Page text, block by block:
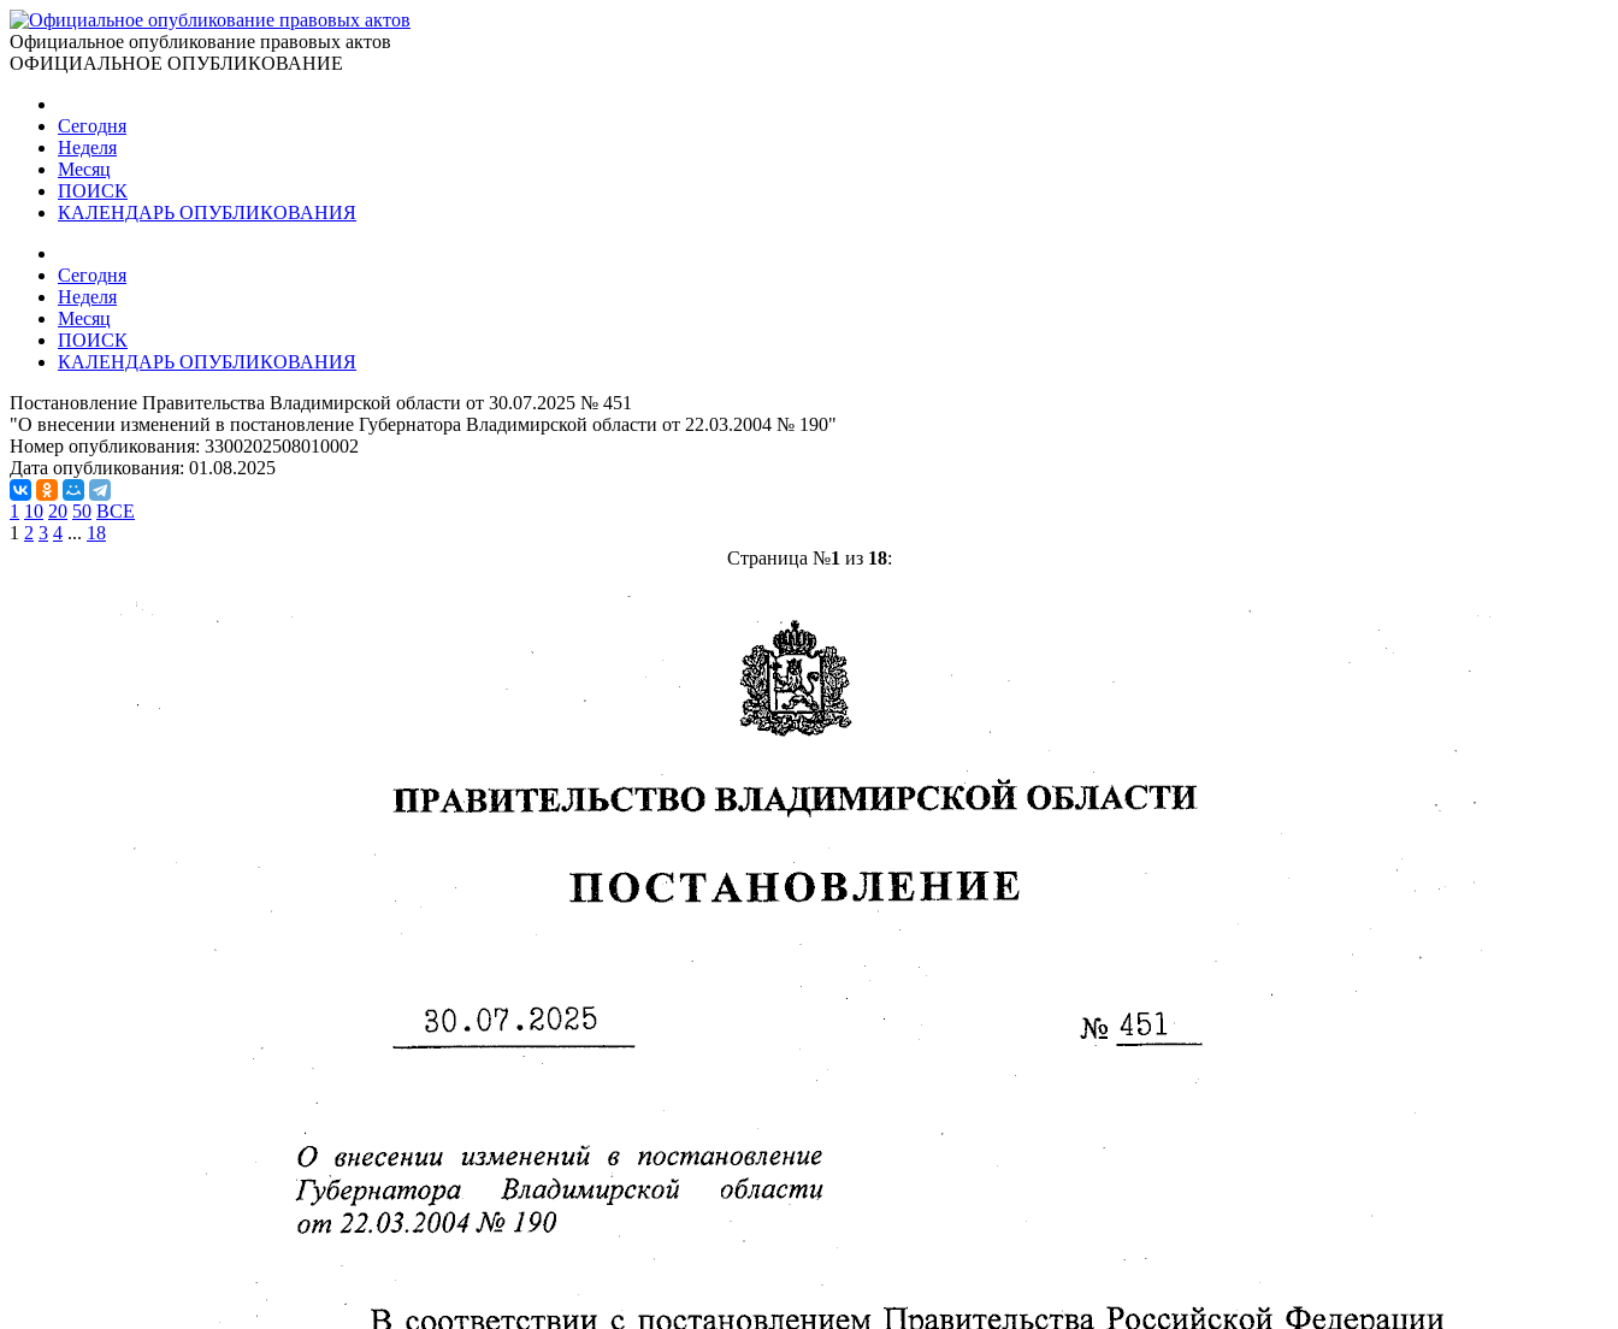
Официальное опубликование правовых актов
ОФИЦИАЛЬНОЕ ОПУБЛИКОВАНИЕ
Сегодня
Неделя
Месяц
ПОИСК
КАЛЕНДАРЬ ОПУБЛИКОВАНИЯ
Сегодня
Неделя
Месяц
ПОИСК
КАЛЕНДАРЬ ОПУБЛИКОВАНИЯ
Постановление Правительства Владимирской области от 30.07.2025 № 451
"О внесении изменений в постановление Губернатора Владимирской области от 22.03.2004 № 190"
Номер опубликования: 3300202508010002
Дата опубликования: 01.08.2025
1 10 20 50 ВСЕ
1 2 3 4 ... 18
Страница №1 из 18: